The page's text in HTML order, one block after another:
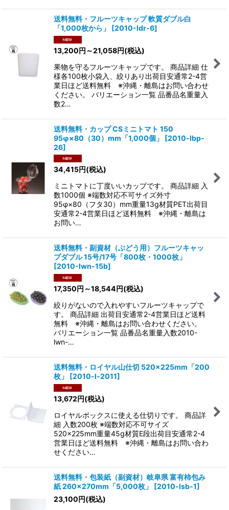
送料無料・フルーツキャップ 軟質ダブル白
「1,000枚から」
[2010-ldr-6]
13,200円 ～21,058円(税込)
果物を守るフルーツキャップです。 商品詳細 仕
様各100枚小袋入、絞りあり出荷目安通常2-4営
業日ほど送料無料 ※沖縄・離島はお問い合わせ
ください。 バリエーション一覧 品番品名重量入
数2…
送料無料・カップ CSミニトマト 150
95φ×80（30）mm「1,000個」
[2010-lbp-
26]
34,415円(税込)
ミニトマトに丁度いいカップです。 商品詳細 入
数1000個 ※端数対応不可サイズ外寸
95φ×80（フタ30）mm重量13g材質PET出荷目
安通常2-4営業日ほど送料無料 ※沖縄・離島は
お問い…
送料無料・副資材（ぶどう用）フルーツキャッ
プダブル 15号/17号「800枚・1000枚」
[2010-lwn-15b]
17,350円 ～18,544円(税込)
絞りがないので入れやすいフルーツキャップで
す。 商品詳細 出荷目安通常2-4営業日ほど送料
無料 ※沖縄・離島はお問い合わせください。
バリエーション一覧 品番品名重量入数2010-
lwn-…
送料無料・ロイヤル山仕切 520×225mm「200
枚」
[2010-l-2011]
13,672円(税込)
ロイヤルボックスに使える仕切りです。 商品詳
細 入数200枚 ※端数対応不可サイズ
520×225mm重量45g材質E段出荷目安通常2-4
営業日ほど送料無料 ※沖縄・離島はお問い合わ
せください…
送料無料・包装紙（副資材）岐阜県 富有柿包み
紙 260×270mm「5,000枚」
[2010-lsb-1]
23,100円(税込)